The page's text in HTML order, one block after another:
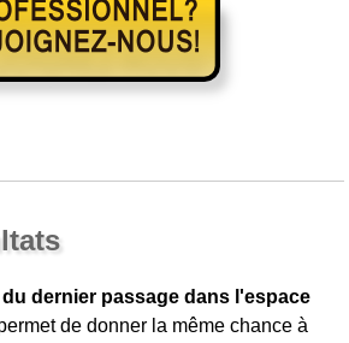
dernier passage dans l'espace
de donner la même chance à